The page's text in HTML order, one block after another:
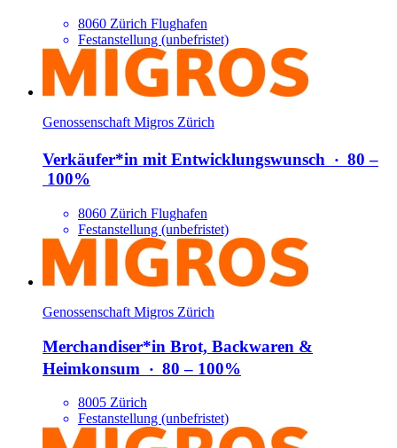
8060 Zürich Flughafen
Festanstellung (unbefristet)
Genossenschaft Migros Zürich
Verkäufer*​in mit Entwicklungswunsch ‧ 80 –
100%
8060 Zürich Flughafen
Festanstellung (unbefristet)
Genossenschaft Migros Zürich
Merchandiser*​in Brot, Backwaren &
Heimkonsum ‧ 80 – 100%
8005 Zürich
Festanstellung (unbefristet)